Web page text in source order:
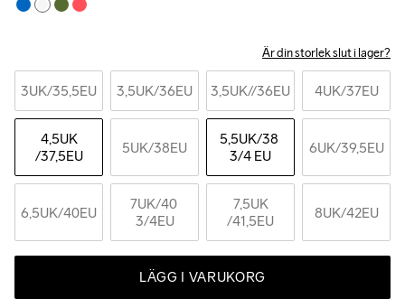
Är din storlek slut i lager?
3UK/35,5EU 3,5UK/36EU 3,5UK//36EU 4UK/37EU
4,5UK
/37,5EU
5UK/38EU 5,5UK/38
3/4 EU
6UK/39,5EU
6,5UK/40EU 7UK/40
3/4EU
7,5UK
/41,5EU
8UK/42EU
LÄGG I VARUKORG